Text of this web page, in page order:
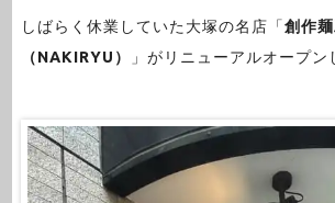
しばらく休業していた大塚の名店「創作
（NAKIRYU）
」がリニューアルオープン